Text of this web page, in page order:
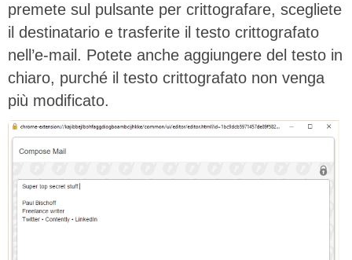
premete sul pulsante per crittografare, scegliete
il destinatario e trasferite il testo crittografato
nell’e-mail. Potete anche aggiungere del testo in
chiaro, purché il testo crittografato non venga
più modificato.